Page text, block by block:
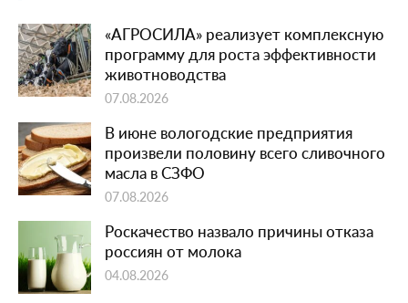
«АГРОСИЛА» реализует комплексную
программу для роста эффективности
животноводства
07.08.2026
В июне вологодские предприятия
произвели половину всего сливочного
масла в СЗФО
07.08.2026
Роскачество назвало причины отказа
россиян от молока
04.08.2026